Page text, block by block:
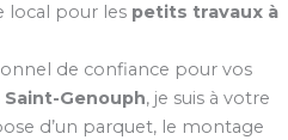
local pour les petits travaux à
de confiance pour vos
Genouph, je suis à votre
d’un parquet, le montage